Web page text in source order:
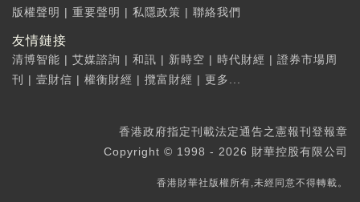
版權聲明 | 重要聲明 | 私隱政策 | 聯絡我們
友情鏈接
清博智能 | 艾媒諮詢 | 和訊 | 新時空 | 時代財經 | 證券市場周
刊
| 壹財信 | 權衡財經 | 攬富財經 | 更多...
香港政府指定刊載法定通告之憲報刊登報章
Copyright © 1998 - 2026 財華控股有限公司
香港財華社版權所有,未經同意不得轉載。